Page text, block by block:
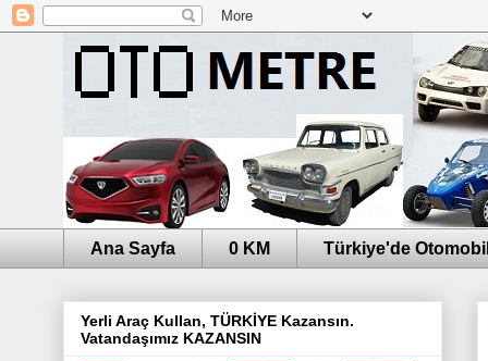
Ana Sayfa 0 KM Türkiye'de
Yerli Araç Kullan, TÜRKİYE Kazansın.
Vatandaşımız KAZANSIN